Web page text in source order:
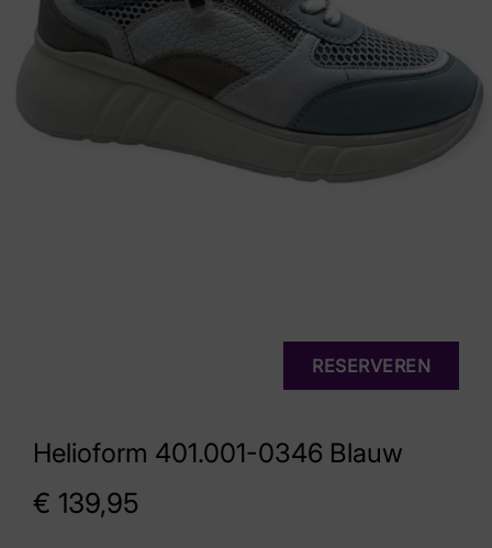
Helioform 401.001-0346 Blauw
€ 139,95
RESERVEREN